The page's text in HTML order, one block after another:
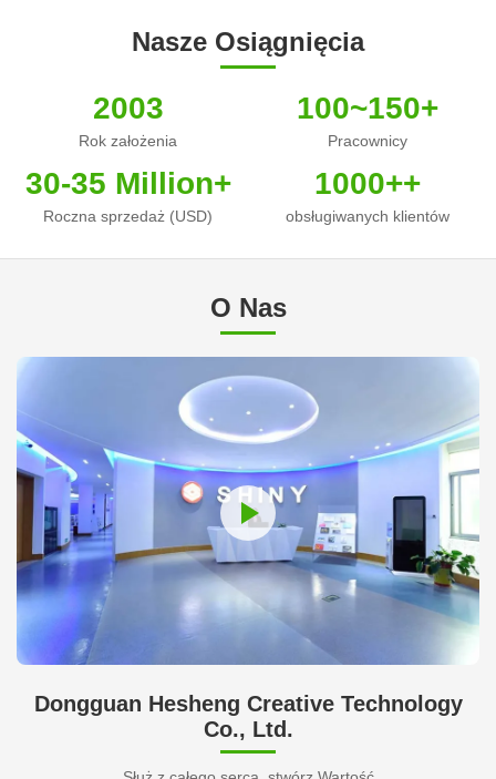
Nasze Osiągnięcia
2003
Rok założenia
100~150+
Pracownicy
30-35 Million+
Roczna sprzedaż (USD)
1000++
obsługiwanych klientów
O Nas
Dongguan Hesheng Creative Technology
Co., Ltd.